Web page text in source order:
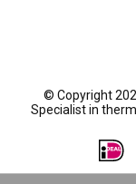
© Copyright
Specialist in